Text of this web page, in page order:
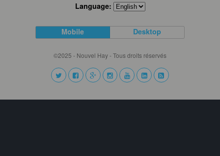
Language:
Mobile Desktop
©2025 - Nouvel Hay - Tous droits réservés